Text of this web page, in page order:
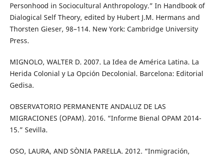
Personhood in Sociocultural Anthropology.” In Handbook of
Dialogical Self Theory, edited by Hubert J.M. Hermans and
Thorsten Gieser, 98–114. New York: Cambridge University
Press.
MIGNOLO, WALTER D. 2007. La Idea de América Latina. La
Herida Colonial y La Opción Decolonial. Barcelona: Editorial
Gedisa.
OBSERVATORIO PERMANENTE ANDALUZ DE LAS
MIGRACIONES (OPAM). 2016. “Informe Bienal OPAM 2014-
15.” Sevilla.
OSO, LAURA, AND SÒNIA PARELLA. 2012. “Inmigración,